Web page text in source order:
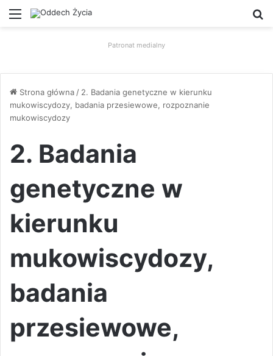
Menu
Patronat medialny
Strona główna / 2. Badania genetyczne w kierunku
mukowiscydozy, badania przesiewowe, rozpoznanie
mukowiscydozy
2. Badania
genetyczne w
kierunku
mukowiscydozy,
badania
przesiewowe,